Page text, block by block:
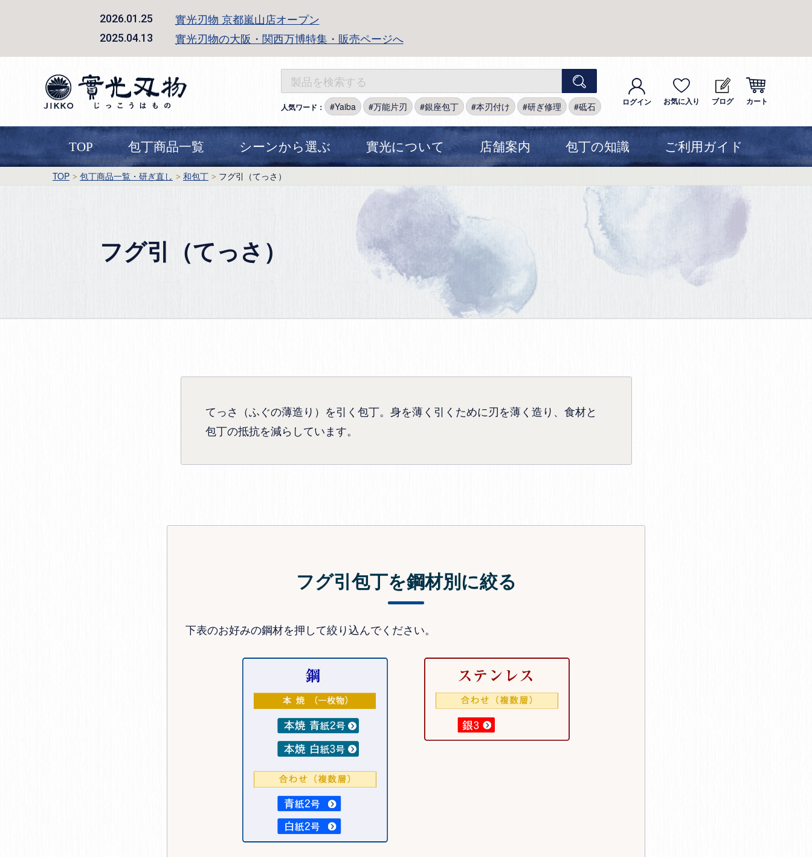
2026.01.25 實光刃物 京都嵐山店オープン
2025.04.13 實光刃物の大阪・関西万博特集・販売ページへ
人気ワード： Yaiba 万能片刃 銀座包丁 本刃付け 研ぎ修理 砥石 ログイン お気に入り ブログ カート
TOP 包丁商品一覧 シーンから選ぶ 實光について 店舗案内 包丁の知識 ご利用ガイド
TOP 包丁商品一覧・研ぎ直し 和包丁 フグ引（てっさ）
フグ引（てっさ）
てっさ（ふぐの薄造り）を引く包丁。身を薄く引くために刃を薄く造り、食材と
包丁の抵抗を減らしています。
フグ引包丁を鋼材別に絞る
下表のお好みの鋼材を押して絞り込んでください。